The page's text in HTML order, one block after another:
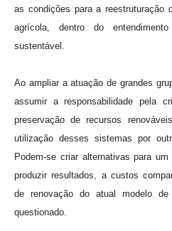
as condições para a reestruturação
agrícola, dentro do
sustentável.
Ao ampliar a atuação de grandes
assumir a responsabilidade pela
preservação de recursos
utilização desses sistemas por
Podem-se criar alternativas para
produzir resultados, a custos
de renovação do atual modelo de
questionado.